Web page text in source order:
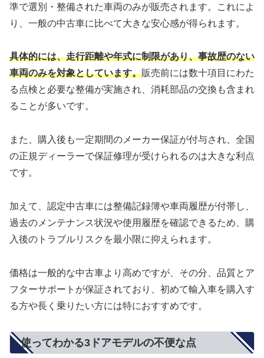
準で選別・整備された車両のみが販売されます。これによ
り、一般の中古車に比べて大きな安心感が得られます。
具体的には、走行距離や年式に制限があり、事故歴のない
車両のみを対象としています。販売前には数十項目にわた
る点検と必要な整備が実施され、消耗部品の交換も含まれ
ることが多いです。
また、購入後も一定期間のメーカー保証が付与され、全国
の正規ディーラーで保証修理が受けられるのは大きな利点
です。
加えて、認定中古車には整備記録簿や車両履歴が付帯し、
過去のメンテナンス状況や使用履歴を確認できるため、購
入後のトラブルリスクを最小限に抑えられます。
価格は一般的な中古車より高めですが、その分、品質とア
フターサポートが保証されており、初めて輸入車を購入す
る方や長く乗りたい方には特におすすめです。
使ってわかる3ドアモデルの不便な点